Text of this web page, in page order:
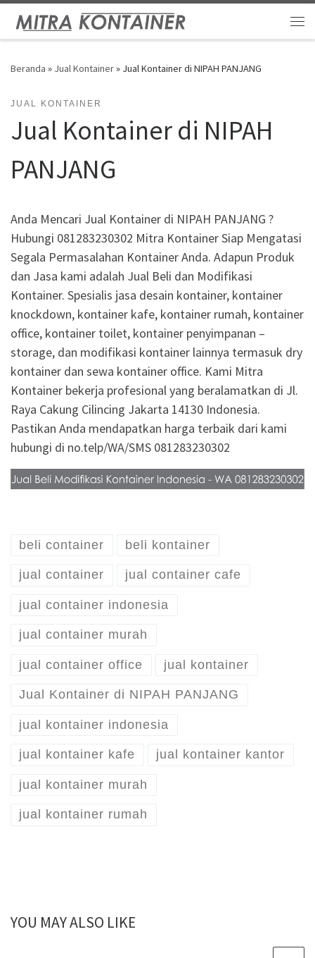
Skip to content
Beranda » Jual Kontainer» Jual Kontainer di NIPAH PANJANG
JUAL KONTAINER
Jual Kontainer di NIPAH
PANJANG
Anda Mencari Jual Kontainer di NIPAH PANJANG ?
Hubungi 081283230302 Mitra Kontainer Siap Mengatasi
Segala Permasalahan Kontainer Anda. Adapun Produk
dan Jasa kami adalah Jual Beli dan Modifikasi
Kontainer. Spesialis jasa desain kontainer, kontainer
knockdown, kontainer kafe, kontainer rumah, kontainer
office, kontainer toilet, kontainer penyimpanan –
storage, dan modifikasi kontainer lainnya termasuk dry
kontainer dan sewa kontainer office. Kami Mitra
Kontainer bekerja profesional yang beralamatkan di Jl.
Raya Cakung Cilincing Jakarta 14130 Indonesia.
Pastikan Anda mendapatkan harga terbaik dari kami
hubungi di no.telp/WA/SMS 081283230302
beli container beli kontainer
jual container jual container cafe
jual container indonesia
jual container murah
jual container office jual kontainer
Jual Kontainer di NIPAH PANJANG
jual kontainer indonesia
jual kontainer kafe jual kontainer kantor
jual kontainer murah
jual kontainer rumah
YOU MAY ALSO LIKE